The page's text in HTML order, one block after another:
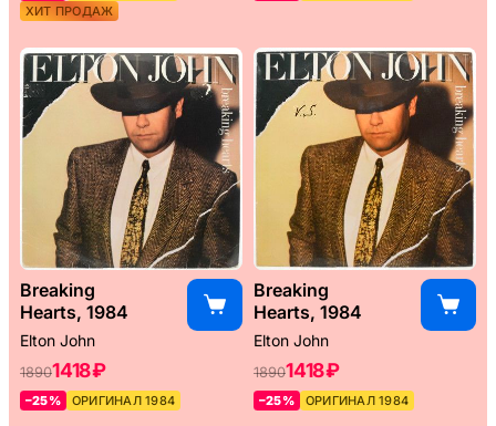
ХИТ ПРОДАЖ
Breaking
Hearts, 1984
Elton John
18901418 ₽
–25% ОРИГИНАЛ 1984
Breaking
Hearts, 1984
Elton John
18901418 ₽
–25% ОРИГИНАЛ 1984